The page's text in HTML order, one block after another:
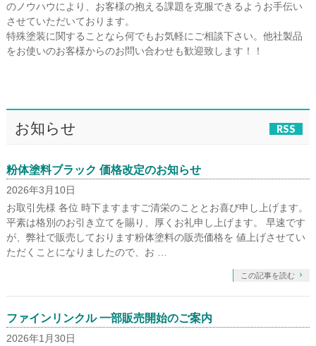
のノウハウにより、お客様の抱える課題を克服できるようお手伝い
させていただいております。
特殊塗装に関することなら何でもお気軽にご相談下さい。他社製品
をお使いのお客様からのお問い合わせも歓迎致します！！
お知らせ RSS
粉体塗料ブラック 価格改定のお知らせ
2026年3月10日
お取引先様 各位 時下ますますご清栄のこととお喜び申し上げます。
平素は格別のお引き立てを賜り、厚くお礼申し上げます。 早速です
が、弊社で販売しております粉体塗料の販売価格を 値上げさせてい
ただくことになりましたので、お …
この記事を読む
ファインリンクル 一部販売開始のご案内
2026年1月30日